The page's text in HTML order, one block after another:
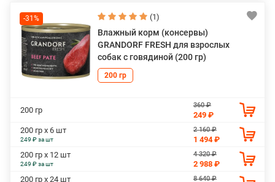
-31% (1)
Влажный корм (консервы)
GRANDORF FRESH для взрослых
собак с говядиной (200 гр)
200 гр
200 гр
360 ₽
249 ₽
200 гр х 6 шт
249 ₽ за шт
2 160 ₽
1 494 ₽
200 гр х 12 шт
249 ₽ за шт
4 320 ₽
2 988 ₽
200 гр х 24 шт
8 640 ₽